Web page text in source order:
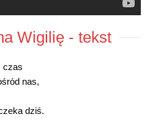
Wigilię - tekst
czas
nas,
dziś.